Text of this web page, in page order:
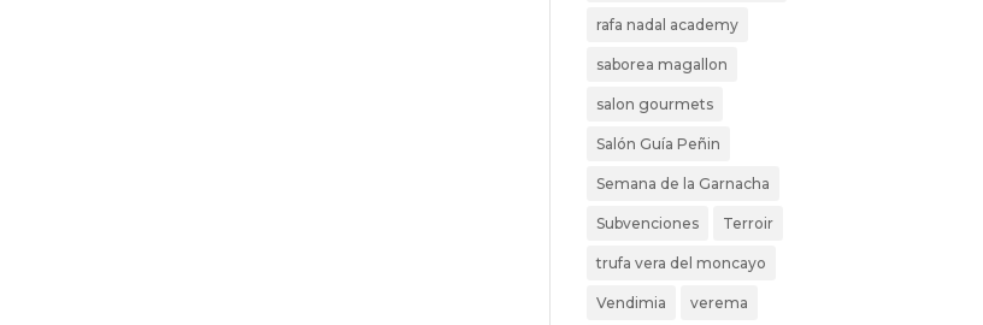
rafa nadal academy
saborea magallon
salon gourmets
Salón Guía Peñin
Semana de la Garnacha
Subvenciones Terroir
trufa vera del moncayo
Vendimia verema